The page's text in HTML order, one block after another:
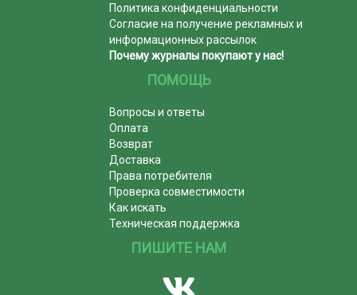
Политика конфиденциальности
Согласие на получение рекламных и
информационных рассылок
Почему журналы покупают у нас!
ПОМОЩЬ
Вопросы и ответы
Оплата
Возврат
Доставка
Права потребителя
Проверка совместимости
Как искать
Техническая поддержка
ПИШИТЕ НАМ